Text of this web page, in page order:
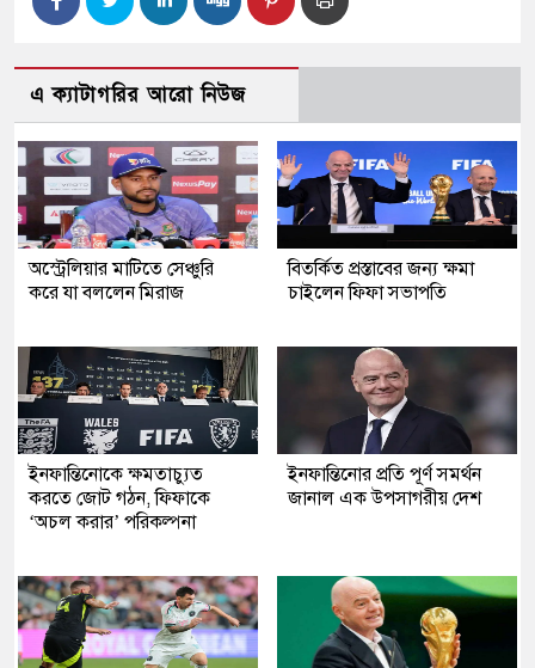
এ ক্যাটাগরির আরো নিউজ
অস্ট্রেলিয়ার মাটিতে সেঞ্চুরি
করে যা বললেন মিরাজ
বিতর্কিত প্রস্তাবের জন্য ক্ষমা
চাইলেন ফিফা সভাপতি
ইনফান্তিনোকে ক্ষমতাচ্যুত
করতে জোট গঠন, ফিফাকে
‘অচল করার’ পরিকল্পনা
ইনফান্তিনোর প্রতি পূর্ণ সমর্থন
জানাল এক উপসাগরীয় দেশ